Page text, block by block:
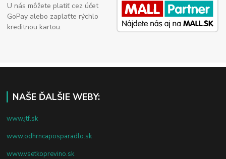
U nás môžete platiť cez účet
GoPay alebo zaplaťte rýchlo
kreditnou kartou.
NAŠE ĎALŠIE WEBY:
www.jtf.sk
www.odhrncaposparadlo.sk
www.vsetkoprevino.sk